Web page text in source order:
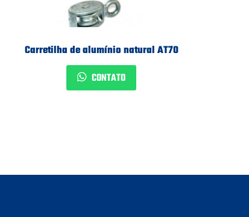
Carretilha de alumínio natural AT70
CONTATO